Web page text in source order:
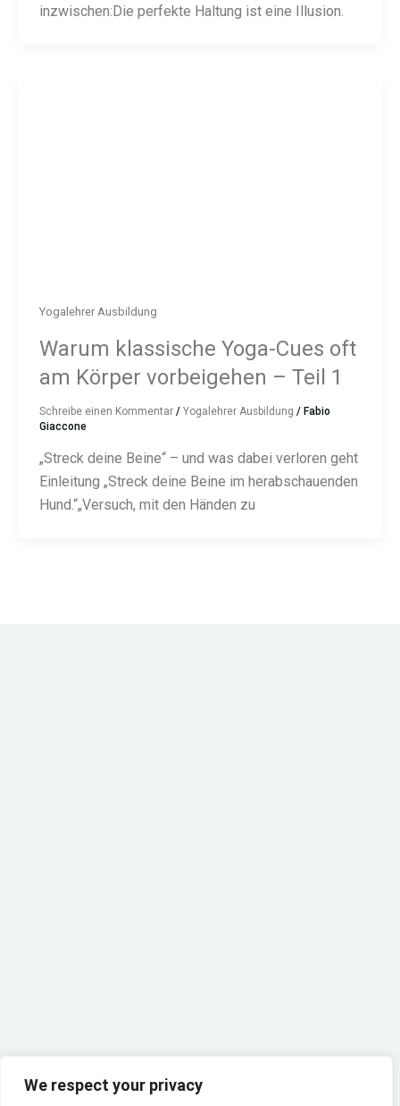
We respect your privacy
inzwischen:Die perfekte Haltung ist eine Illusion.
Yogalehrer Ausbildung
Warum klassische Yoga-Cues oft
am Körper vorbeigehen – Teil 1
Schreibe einen Kommentar / Yogalehrer Ausbildung / Fabio
Giaccone
„Streck deine Beine“ – und was dabei verloren geht
Einleitung „Streck deine Beine im herabschauenden
Hund.“„Versuch, mit den Händen zu
Join our Community!